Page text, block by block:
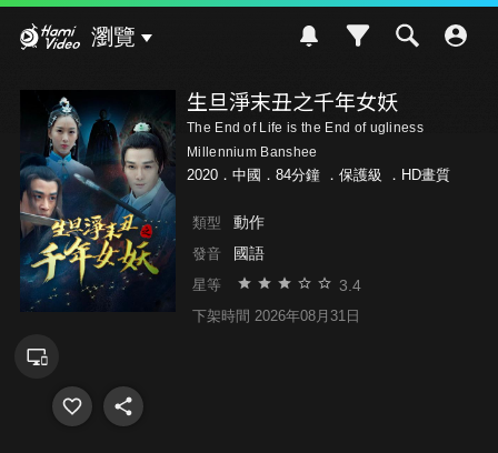
瀏覽
生旦淨末丑之千年女妖
The End of Life is the End of ugliness
Millennium Banshee
2020．中國．84分鐘 ． 保護級 ．HD畫質
類型 動作
發音 國語
星等 3.4
下架時間 2026年08月31日